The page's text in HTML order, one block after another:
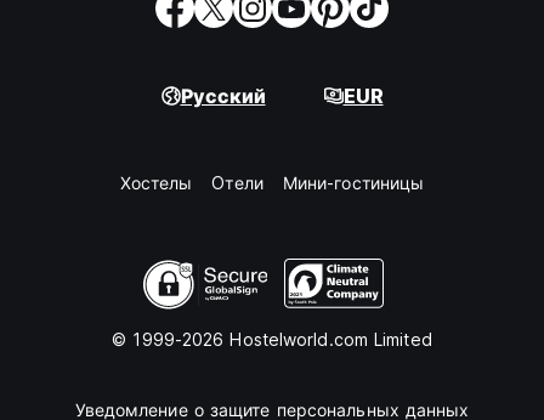
Русский EUR
Хостелы Oтели Мини-гостиницы
© 1999-2026 Hostelworld.com Limited
Уведомление о защите персональных данных